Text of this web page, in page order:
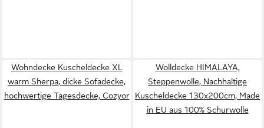
Wohndecke Kuscheldecke XL
warm Sherpa, dicke Sofadecke,
hochwertige Tagesdecke, Cozyor
Wolldecke HIMALAYA,
Steppenwolle, Nachhaltige
Kuscheldecke 130x200cm, Made
in EU aus 100% Schurwolle